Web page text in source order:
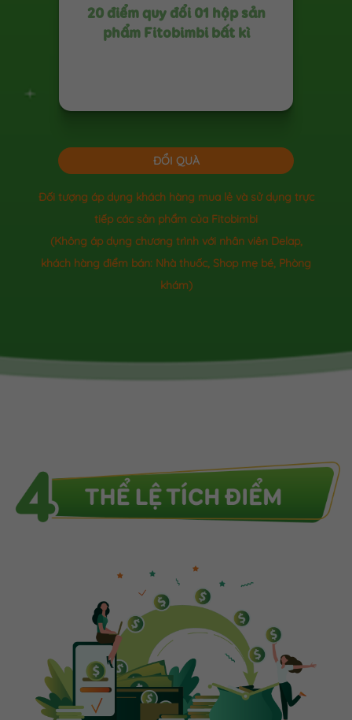
20 điểm quy đổi 01 hộp sản
phẩm Fitobimbi bất kì
ĐỔI QUÀ
Đối tượng áp dụng khách hàng mua lẻ và sử dụng trực
tiếp các sản phẩm của Fitobimbi
(Không áp dụng chương trình với nhân viên Delap,
khách hàng điểm bán: Nhà thuốc, Shop mẹ bé, Phòng
khám)